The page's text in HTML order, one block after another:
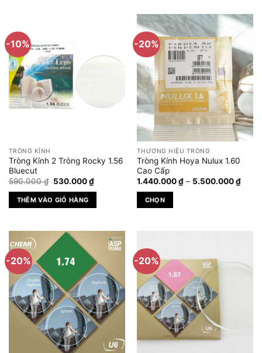
này
có
nhiều
biến
thể.
Các
tùy
chọn
thể
được
chọn
trên
trang
sản
phẩm
-10%
TRÒNG KÍNH
Tròng Kính 2 Tròng Rocky 1.56
Bluecut
590.000₫ Giá
là:
590.000 ₫.
530.000₫Giá
hiện
530.000 ₫.
THÊM VÀO GIỎ HÀNG
-20%
THƯƠNG HIỆU TRÒNG
Tròng Kính Hoya Nulux 1.60
Cao Cấp
1.440.000₫ – 5.500.000₫
giá:
CHỌN
có
nhiều
biến
thể.
Các
tùy
-20% -20%